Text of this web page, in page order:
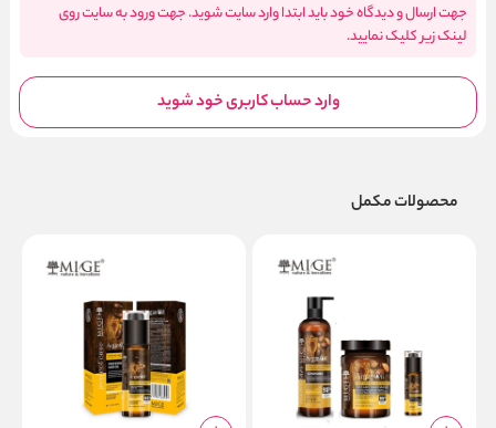
جهت ارسال و دیدگاه خود باید ابتدا وارد سایت شوید. جهت ورود به سایت روی
لینک زیر کلیک نمایید.
وارد حساب کاربری خود شوید
محصولات مکمل